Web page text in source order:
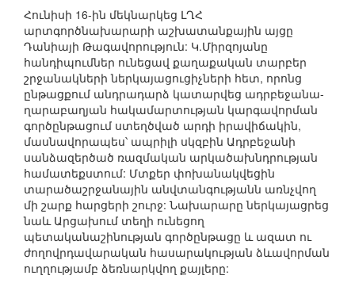
Հունիսի 16-ին մեկնարկեց ԼՂՀ
արտգործնախարարի աշխատանքային այցը
Դանիայի Թագավորություն: Կ.Միրզոյանը
հանդիպումներ ունեցավ քաղաքական տարբեր
շրջանակների ներկայացուցիչների հետ, որոնց
ընթացքում անդրադարձ կատարվեց ադրբեջանա-
ղարաբաղյան հակամարտության կարգավորման
գործընթացում ստեղծված արդի իրավիճակին,
մասնավորապես՝ ապրիլի սկզբին Ադրբեջանի
սանձազերծած ռազմական արկածախնդրության
համատեքստում: Մտքեր փոխանակվեցին
տարածաշրջանային անվտանգությանն առնչվող
մի շարք հարցերի շուրջ: Նախարարը ներկայացրեց
նաև Արցախում տեղի ունեցող
պետականաշինության գործընթացը և ազատ ու
ժողովրդավարական հասարակության ձևավորման
ուղղությամբ ձեռնարկվող քայլերը: